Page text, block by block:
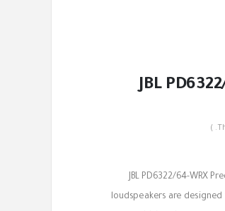
JBL
JBL PD6322/64-WRX
loudspeakers are